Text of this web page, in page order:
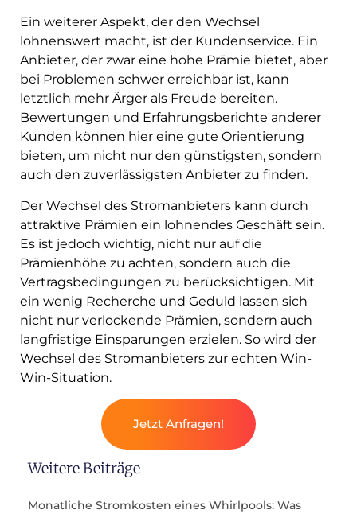
Ein weiterer Aspekt, der den Wechsel
lohnenswert macht, ist der Kundenservice. Ein
Anbieter, der zwar eine hohe Prämie bietet, aber
bei Problemen schwer erreichbar ist, kann
letztlich mehr Ärger als Freude bereiten.
Bewertungen und Erfahrungsberichte anderer
Kunden können hier eine gute Orientierung
bieten, um nicht nur den günstigsten, sondern
auch den zuverlässigsten Anbieter zu finden.
Der Wechsel des Stromanbieters kann durch
attraktive Prämien ein lohnendes Geschäft sein.
Es ist jedoch wichtig, nicht nur auf die
Prämienhöhe zu achten, sondern auch die
Vertragsbedingungen zu berücksichtigen. Mit
ein wenig Recherche und Geduld lassen sich
nicht nur verlockende Prämien, sondern auch
langfristige Einsparungen erzielen. So wird der
Wechsel des Stromanbieters zur echten Win-
Win-Situation.
Jetzt Anfragen!
Weitere Beiträge
Monatliche Stromkosten eines Whirlpools: Was